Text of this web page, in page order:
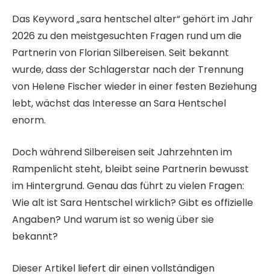
Das Keyword „sara hentschel alter“ gehört im Jahr
2026 zu den meistgesuchten Fragen rund um die
Partnerin von Florian Silbereisen. Seit bekannt
wurde, dass der Schlagerstar nach der Trennung
von Helene Fischer wieder in einer festen Beziehung
lebt, wächst das Interesse an Sara Hentschel
enorm.
Doch während Silbereisen seit Jahrzehnten im
Rampenlicht steht, bleibt seine Partnerin bewusst
im Hintergrund. Genau das führt zu vielen Fragen:
Wie alt ist Sara Hentschel wirklich? Gibt es offizielle
Angaben? Und warum ist so wenig über sie
bekannt?
Dieser Artikel liefert dir einen vollständigen